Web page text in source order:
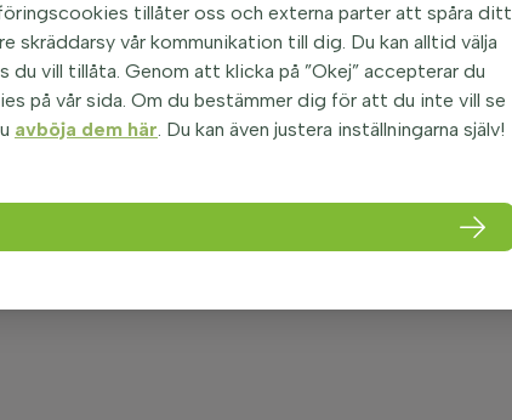
tillåter oss och externa parter att spåra ditt
vår kommunikation till dig. Du kan alltid välja
du vill tillåta. Genom att klicka på ”Okej” accepterar du
på vår sida. Om du bestämmer dig för att du inte vill se
avböja dem här. Du kan även justera inställningarna själv!